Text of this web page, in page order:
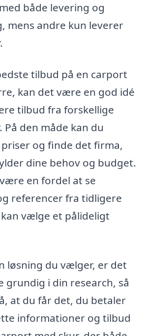
både levering og
mens andre kun leverer
tilbud på en carport
kan det være en god idé
tilbud fra forskellige
På den måde kan du
og finde det firma,
dine behov og budget.
en fordel at se
referencer fra tidligere
vælge et pålideligt
løsning du vælger, er det
i din research, så
at du får det, du betaler
informationer og tilbud